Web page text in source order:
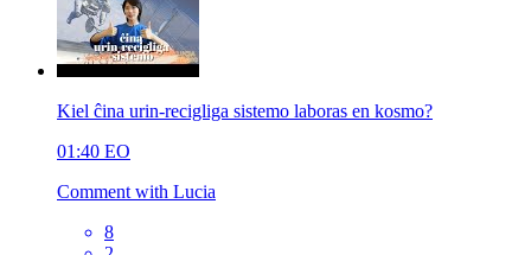
Kiel ĉina urin-recigliga sistemo laboras en kosmo?
01:40 EO
Comment with Lucia
8